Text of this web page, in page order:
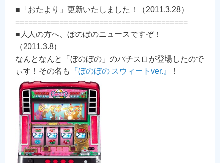
■「おたより」更新いたしました！（2011.3.28）
=======================================
■大人の方へ、ぼのぼのニュースですぞ！
（2011.3.8）
なんとなんと「ぼのぼの」のパチスロが登場したので
ぃす！その名も
『ぼのぼの スウィートver.』 ！